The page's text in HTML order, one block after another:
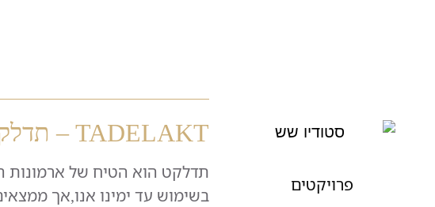
פרויקטים
TADELAKT – תדלקט
תדלקט הוא הטיח של ארמונות
בשימוש עד ימינו אנו,אך